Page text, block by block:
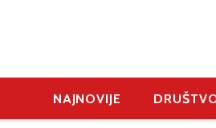
NAJNOVIJE